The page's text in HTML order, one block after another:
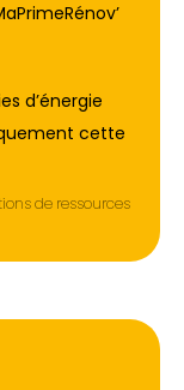
d’énergie
cette
de ressources